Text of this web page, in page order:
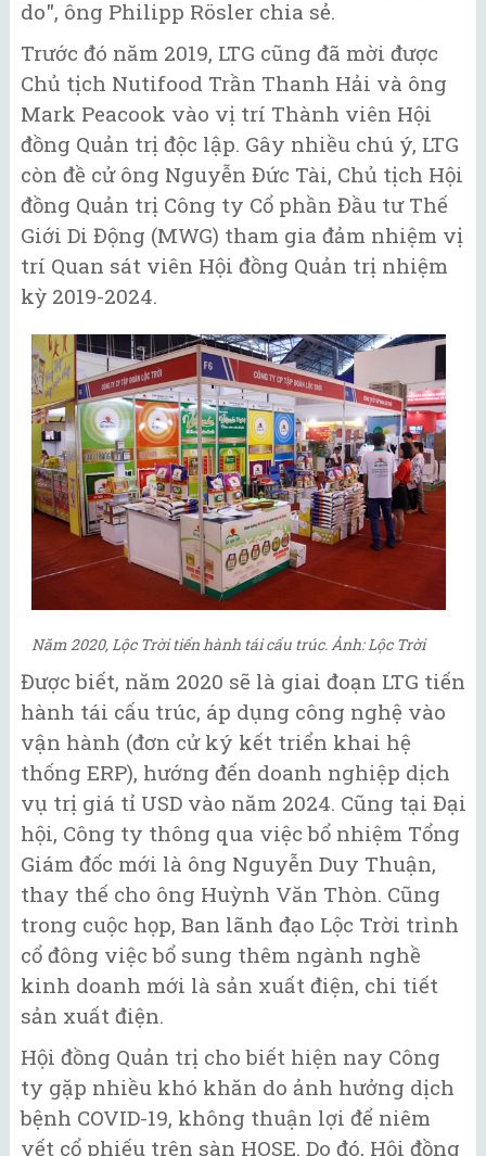
do", ông Philipp Rösler chia sẻ.
Trước đó năm 2019, LTG cũng đã mời được
Chủ tịch Nutifood Trần Thanh Hải và ông
Mark Peacook vào vị trí Thành viên Hội
đồng Quản trị độc lập. Gây nhiều chú ý, LTG
còn đề cử ông Nguyễn Đức Tài, Chủ tịch Hội
đồng Quản trị Công ty Cổ phần Đầu tư Thế
Giới Di Động (MWG) tham gia đảm nhiệm vị
trí Quan sát viên Hội đồng Quản trị nhiệm
kỳ 2019-2024.
Năm 2020, Lộc Trời tiến hành tái cấu trúc. Ảnh: Lộc Trời
Được biết, năm 2020 sẽ là giai đoạn LTG tiến
hành tái cấu trúc, áp dụng công nghệ vào
vận hành (đơn cử ký kết triển khai hệ
thống ERP), hướng đến doanh nghiệp dịch
vụ trị giá tỉ USD vào năm 2024. Cũng tại Đại
hội, Công ty thông qua việc bổ nhiệm Tổng
Giám đốc mới là ông Nguyễn Duy Thuận,
thay thế cho ông Huỳnh Văn Thòn. Cũng
trong cuộc họp, Ban lãnh đạo Lộc Trời trình
cổ đông việc bổ sung thêm ngành nghề
kinh doanh mới là sản xuất điện, chi tiết
sản xuất điện.
Hội đồng Quản trị cho biết hiện nay Công
ty gặp nhiều khó khăn do ảnh hưởng dịch
bệnh COVID-19, không thuận lợi để niêm
yết cổ phiếu trên sàn HOSE. Do đó, Hội đồng